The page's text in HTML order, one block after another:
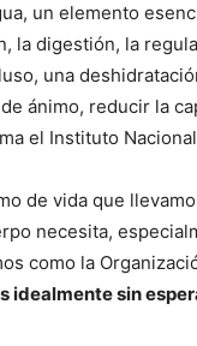
un elemento
la digestión, la
una
ánimo, reducir la
el Instituto
de vida que
necesita,
como la
idealmente sin